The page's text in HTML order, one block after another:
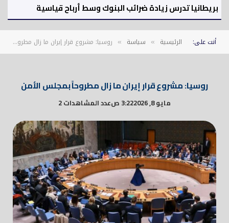
بريطانيا تدرس زيادة ضرائب البنوك وسط أرباح قياسية
أنت على: الرئيسية » سياسة » روسيا: مشروع قرار إيران ما زال مطروحاً بمجلس الأمن
روسيا: مشروع قرار إيران ما زال مطروحاً بمجلس الأمن
مايو 8, 2026 3:22 ص عدد المشاهدات 2